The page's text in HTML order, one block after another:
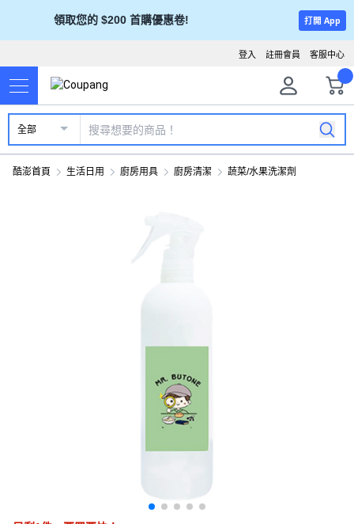
領取您的 $200 首購優惠卷! 打開 App
客服中心
註冊會員
登入
全部
酷澎首頁 生活日用 廚房用具 廚房清潔 蔬菜/水果洗潔劑